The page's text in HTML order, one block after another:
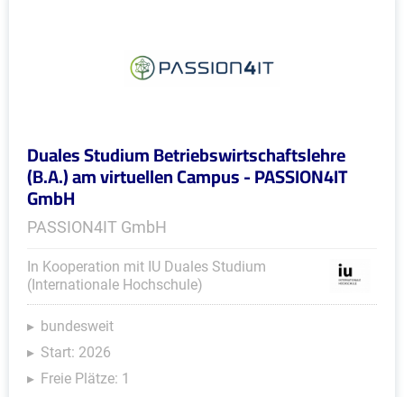
Duales Studium Betriebswirtschaftslehre
(B.A.) am virtuellen Campus - PASSION4IT
GmbH
PASSION4IT GmbH
In Kooperation mit IU Duales Studium
(Internationale Hochschule)
bundesweit
Start: 2026
Freie Plätze: 1